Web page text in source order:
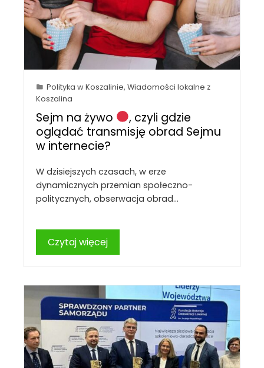
Polityka w Koszalinie, Wiadomości lokalne z
Koszalina
Sejm na żywo
, czyli gdzie
oglądać transmisję obrad Sejmu
w internecie?
W dzisiejszych czasach, w erze
dynamicznych przemian społeczno-
politycznych, obserwacja obrad…
Czytaj więcej